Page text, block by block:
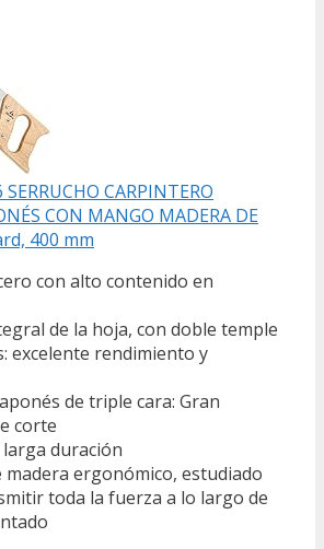
CARPINTERO
CON MANGO MADERA DE
400 mm
con alto contenido en
de la hoja, con doble temple
excelente rendimiento y
de triple cara: Gran
corte
duración
madera ergonómico, estudiado
toda la fuerza a lo largo de